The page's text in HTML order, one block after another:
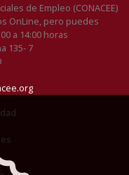
de Empleo (CONACEE)
OnLine, pero puedes
a 14:00 horas
135- 7